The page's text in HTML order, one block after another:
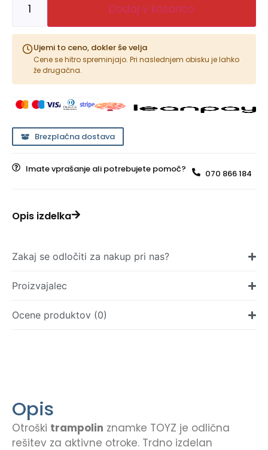
Dodaj v košarico
Ujemi to ceno, dokler še velja
Cene se hitro spreminjajo. Pri naslednjem obisku je lahko
že drugačna.
Brezplačna dostava
Imate vprašanje ali potrebujete pomoč? 070 866 184
Opis izdelka
Zakaj se odločiti za nakup pri nas?
Proizvajalec
Ocene produktov (0)
Opis
Otroški trampolin znamke TOYZ je odlična
rešitev za aktivne otroke. Trdno izdelan